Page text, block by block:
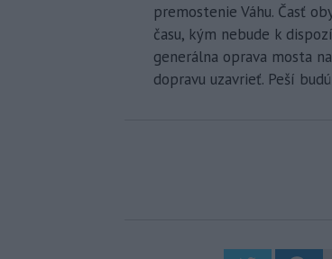
premostenie Váhu. Časť
času, kým nebude k
generálna oprava mosta
dopravu uzavrieť. Peší